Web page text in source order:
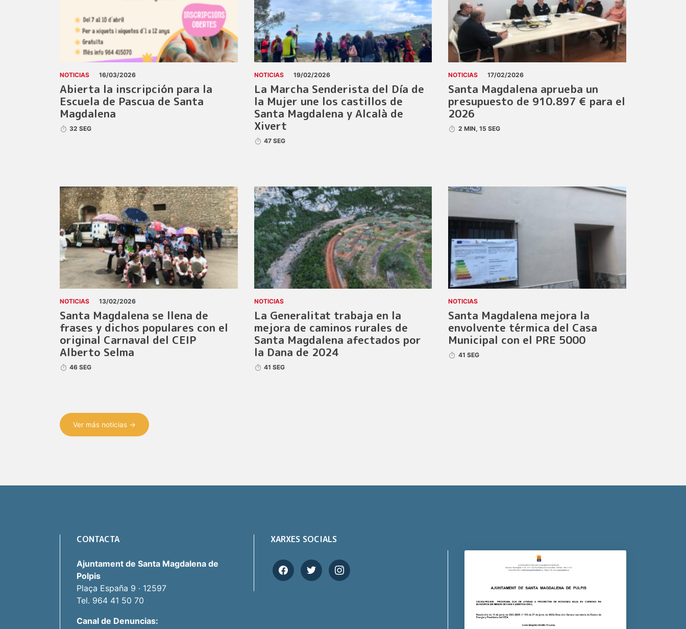
NOTICIAS 16/03/2026
Abierta la inscripción para la
Escuela de Pascua de Santa
Magdalena
32 SEG
NOTICIAS 19/02/2026
La Marcha Senderista del Día de
la Mujer une los castillos de
Santa Magdalena y Alcalà de
Xivert
47 SEG
NOTICIAS 17/02/2026
Santa Magdalena aprueba un
presupuesto de 910.897 € para el
2026
2 MIN, 15 SEG
NOTICIAS 13/02/2026
Santa Magdalena se llena de
frases y dichos populares con el
original Carnaval del CEIP
Alberto Selma
46 SEG
NOTICIAS
La Generalitat trabaja en la
mejora de caminos rurales de
Santa Magdalena afectados por
la Dana de 2024
41 SEG
NOTICIAS
Santa Magdalena mejora la
envolvente térmica del Casa
Municipal con el PRE 5000
41 SEG
Ver más noticias →
CONTACTA
Ajuntament de Santa Magdalena de
Polpis
Plaça España 9 · 12597
Tel. 964 41 50 70
Canal de Denuncias:
XARXES SOCIALS
facebooktwitter instagram